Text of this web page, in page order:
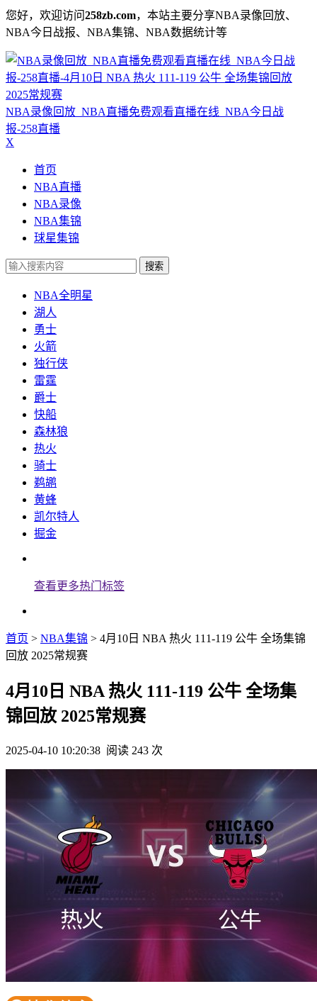
您好，欢迎访问258zb.com，本站主要分享NBA录像回放、
NBA今日战报、NBA集锦、NBA数据统计等
NBA录像回放_NBA直播免费观看直播在线_NBA今日战
报-258直播
X
首页
NBA直播
NBA录像
NBA集锦
球星集锦
搜索
NBA全明星
湖人
勇士
火箭
独行侠
雷霆
爵士
快船
森林狼
热火
骑士
鹈鹕
黄蜂
凯尔特人
掘金
查看更多热门标签
首页 > NBA集锦 > 4月10日 NBA 热火 111-119 公牛 全场集锦
回放 2025常规赛
4月10日 NBA 热火 111-119 公牛 全场集
锦回放 2025常规赛
2025-04-10 10:20:38 阅读 243 次